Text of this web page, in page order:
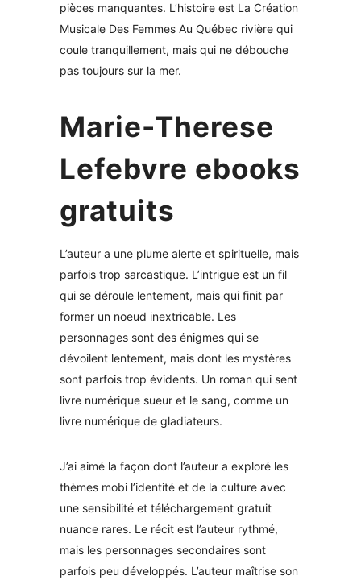
pièces manquantes. L’histoire est La Création
Musicale Des Femmes Au Québec rivière qui
coule tranquillement, mais qui ne débouche
pas toujours sur la mer.
Marie-Therese
Lefebvre ebooks
gratuits
L’auteur a une plume alerte et spirituelle, mais
parfois trop sarcastique. L’intrigue est un fil
qui se déroule lentement, mais qui finit par
former un noeud inextricable. Les
personnages sont des énigmes qui se
dévoilent lentement, mais dont les mystères
sont parfois trop évidents. Un roman qui sent
livre numérique sueur et le sang, comme un
livre numérique de gladiateurs.
J’ai aimé la façon dont l’auteur a exploré les
thèmes mobi l’identité et de la culture avec
une sensibilité et téléchargement gratuit
nuance rares. Le récit est l’auteur rythmé,
mais les personnages secondaires sont
parfois peu développés. L’auteur maîtrise son